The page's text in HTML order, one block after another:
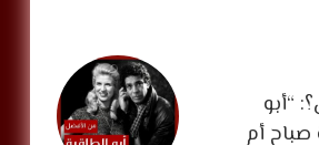
“أبو
صباح أم